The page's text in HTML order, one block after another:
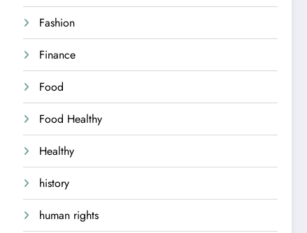
Fashion
Finance
Food
Food Healthy
Healthy
history
human rights